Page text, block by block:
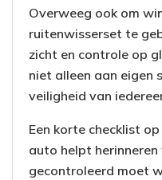
Overweeg ook om
ruitenwisserset te
zicht en controle op
niet alleen aan eigen
veiligheid van
Een korte checklist
auto helpt
gecontroleerd moet